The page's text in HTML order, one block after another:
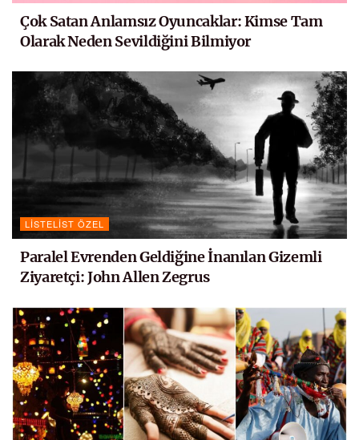
Çok Satan Anlamsız Oyuncaklar: Kimse Tam
Olarak Neden Sevildiğini Bilmiyor
LISTELIST ÖZEL
Paralel Evrenden Geldiğine İnanılan Gizemli
Ziyaretçi: John Allen Zegrus